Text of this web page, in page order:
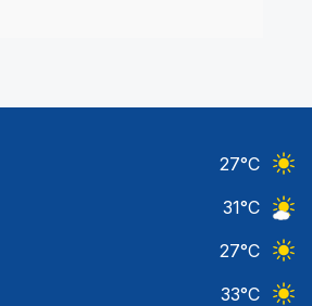
27°C
31°C
27°C
33°C